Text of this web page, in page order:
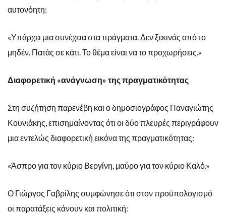
αυτονόητη:
«Υπάρχει μια συνέχεια στα πράγματα. Δεν ξεκινάς από το
μηδέν. Πατάς σε κάτι. Το θέμα είναι να το προχωρήσεις.»
Διαφορετική «ανάγνωση» της πραγματικότητας
Στη συζήτηση παρενέβη και ο δημοσιογράφος Παναγιώτης
Κουνιάκης, επισημαίνοντας ότι οι δύο πλευρές περιγράφουν
μια εντελώς διαφορετική εικόνα της πραγματικότητας:
«Άσπρο για τον κύριο Βεργίνη, μαύρο για τον κύριο Καλό.»
Ο Γιώργος Γαβρίλης συμφώνησε ότι στον προϋπολογισμό
οι παρατάξεις κάνουν και πολιτική: